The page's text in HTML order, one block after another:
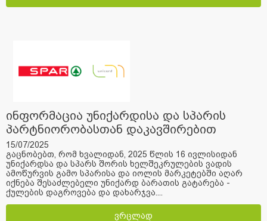
ინფორმაცია უნიქარდისა და სპარის
პარტნიორობასთან დაკავშირებით
15/07/2025
გაცნობებთ, რომ ხვალიდან, 2025 წლის 16 ივლისიდან
უნიქარდსა და სპარს შორის ხელშეკრულების ვადის
ამოწურვის გამო სპარისა და იოლის მარკეტებში აღარ
იქნება შესაძლებელი უნიქარდ ბარათის გატარება -
ქულების დაგროვება და დახარჯვა....
ვრცლად